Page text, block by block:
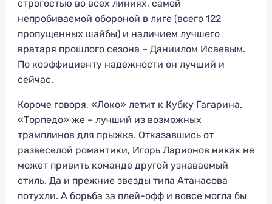
строгостью во всех линиях, самой
непробиваемой обороной в лиге (всего 122
пропущенных шайбы) и наличием лучшего
вратаря прошлого сезона – Даниилом Исаевым.
По коэффициенту надежности он лучший и
сейчас.
Короче говоря, «Локо» летит к Кубку Гагарина.
«Торпедо» же – лучший из возможных
трамплинов для прыжка. Отказавшись от
развеселой романтики, Игорь Ларионов никак не
может привить команде другой узнаваемый
стиль. Да и прежние звезды типа Атанасова
потухли. А борьба за плей-офф и вовсе могла бы